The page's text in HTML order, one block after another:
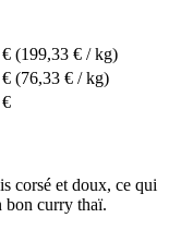
(199,33 € / kg)
(76,33 € / kg)
corsé et doux, ce qui
bon curry thaï.